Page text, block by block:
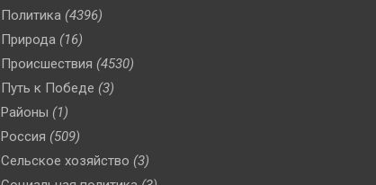
Политика (4396)
Природа (16)
Происшествия (4530)
Путь к Победе (3)
Районы (1)
Россия (509)
Сельское хозяйство (3)